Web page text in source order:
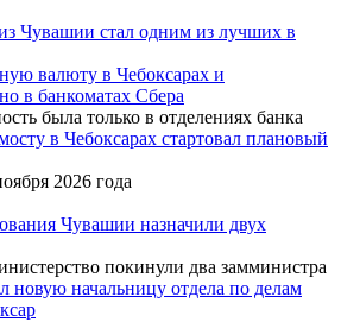
Чувашии стал одним из лучших в
валюту в Чебоксарах и
в банкоматах Сбера
была только в отделениях банка
в Чебоксарах стартовал плановый
2026 года
Чувашии назначили двух
покинули два замминистра
новую начальницу отдела по делам